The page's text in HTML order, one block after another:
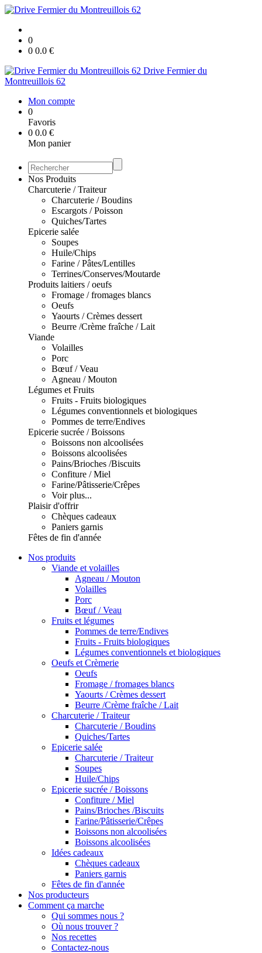
0
0 0.0 €
Drive Fermier du
Montreuillois 62
Mon compte
0
Favoris
0 0.0 €
Mon panier
Nos Produits
Charcuterie / Traiteur
Charcuterie / Boudins
Escargots / Poisson
Quiches/Tartes
Epicerie salée
Soupes
Huile/Chips
Farine / Pâtes/Lentilles
Terrines/Conserves/Moutarde
Produits laitiers / oeufs
Fromage / fromages blancs
Oeufs
Yaourts / Crèmes dessert
Beurre /Crème fraîche / Lait
Viande
Volailles
Porc
Bœuf / Veau
Agneau / Mouton
Légumes et Fruits
Fruits - Fruits biologiques
Légumes conventionnels et biologiques
Pommes de terre/Endives
Epicerie sucrée / Boissons
Boissons non alcoolisées
Boissons alcoolisées
Pains/Brioches /Biscuits
Confiture / Miel
Farine/Pâtisserie/Crêpes
Voir plus...
Plaisir d'offrir
Chèques cadeaux
Paniers garnis
Fêtes de fin d'année
Nos produits
Viande et volailles
Agneau / Mouton
Volailles
Porc
Bœuf / Veau
Fruits et légumes
Pommes de terre/Endives
Fruits - Fruits biologiques
Légumes conventionnels et biologiques
Oeufs et Crèmerie
Oeufs
Fromage / fromages blancs
Yaourts / Crèmes dessert
Beurre /Crème fraîche / Lait
Charcuterie / Traiteur
Charcuterie / Boudins
Quiches/Tartes
Epicerie salée
Charcuterie / Traiteur
Soupes
Huile/Chips
Epicerie sucrée / Boissons
Confiture / Miel
Pains/Brioches /Biscuits
Farine/Pâtisserie/Crêpes
Boissons non alcoolisées
Boissons alcoolisées
Idées cadeaux
Chèques cadeaux
Paniers garnis
Fêtes de fin d'année
Nos producteurs
Comment ça marche
Qui sommes nous ?
Où nous trouver ?
Nos recettes
Contactez-nous